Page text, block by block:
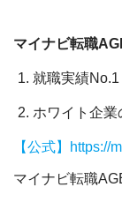
マイナビ転職
就職実績No.1
ホワイト企
【公式】https://
マイナビ転職